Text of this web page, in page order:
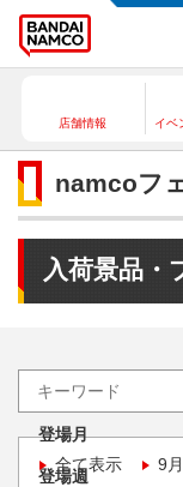
店舗情報 イベ
namcoフ
入荷景品・
登場月
全て表示
9月
登場週